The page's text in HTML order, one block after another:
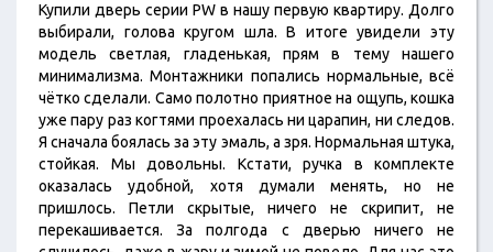
Купили дверь серии PW в нашу первую квартиру. Долго
выбирали, голова кругом шла. В итоге увидели эту
модель светлая, гладенькая, прям в тему нашего
минимализма. Монтажники попались нормальные, всё
чётко сделали. Само полотно приятное на ощупь, кошка
уже пару раз когтями проехалась ни царапин, ни следов.
Я сначала боялась за эту эмаль, а зря. Нормальная штука,
стойкая. Мы довольны. Кстати, ручка в комплекте
оказалась удобной, хотя думали менять, но не
пришлось. Петли скрытые, ничего не скрипит, не
перекашивается. За полгода с дверью ничего не